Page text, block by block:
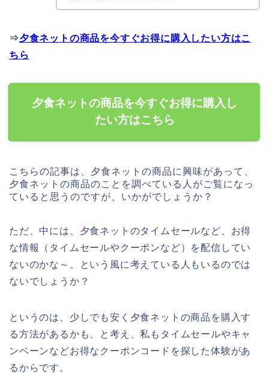
⇒夕食ネットの商品を今すぐお得に購入したい方はこ
ちら
夕食ネットの商品を今すぐお得に購入し
たい方はこちら
こちらの記事は、夕食ネットの商品に興味があって、
夕食ネットの商品のことを調べている人がご覧になっ
ていると思うのですが、いかがでしょうか？
ただ、中には、夕食ネットのタイムセールなど、お得
な情報（タイムセールやクーポンなど）を配信してい
ないのかな～。という風に考えている人もいるのでは
ないでしょうか？
というのは、少しでも安く夕食ネットの商品を購入す
る方法があるかも、と考え、私もタイムセールやキャ
ンペーンなどお得なクーポンコードを探した体験があ
るからです。